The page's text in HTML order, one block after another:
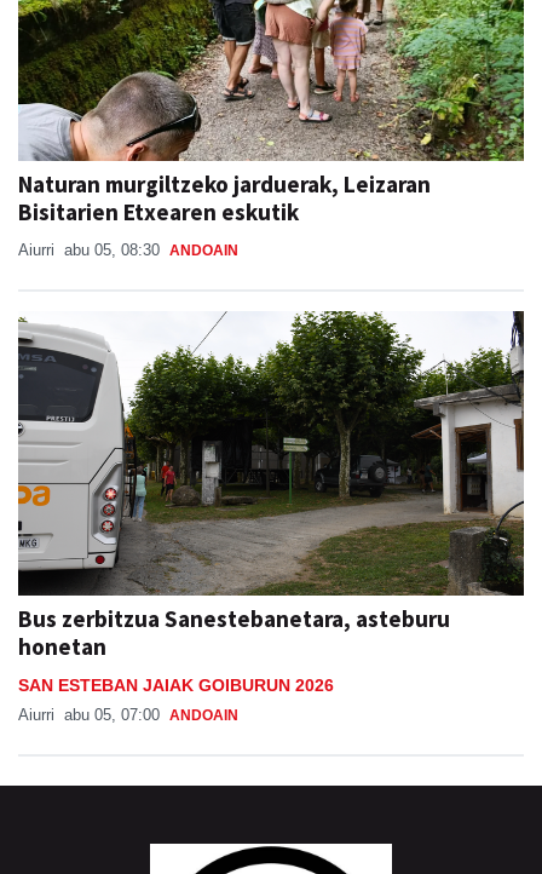
Naturan murgiltzeko jarduerak, Leizaran
Bisitarien Etxearen eskutik
Aiurri abu 05, 08:30 ANDOAIN
Bus zerbitzua Sanestebanetara, asteburu
honetan
SAN ESTEBAN JAIAK GOIBURUN 2026
Aiurri abu 05, 07:00 ANDOAIN